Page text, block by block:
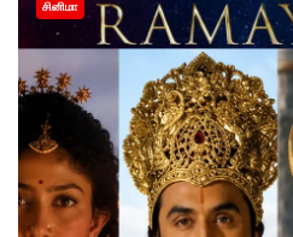
சினிமா